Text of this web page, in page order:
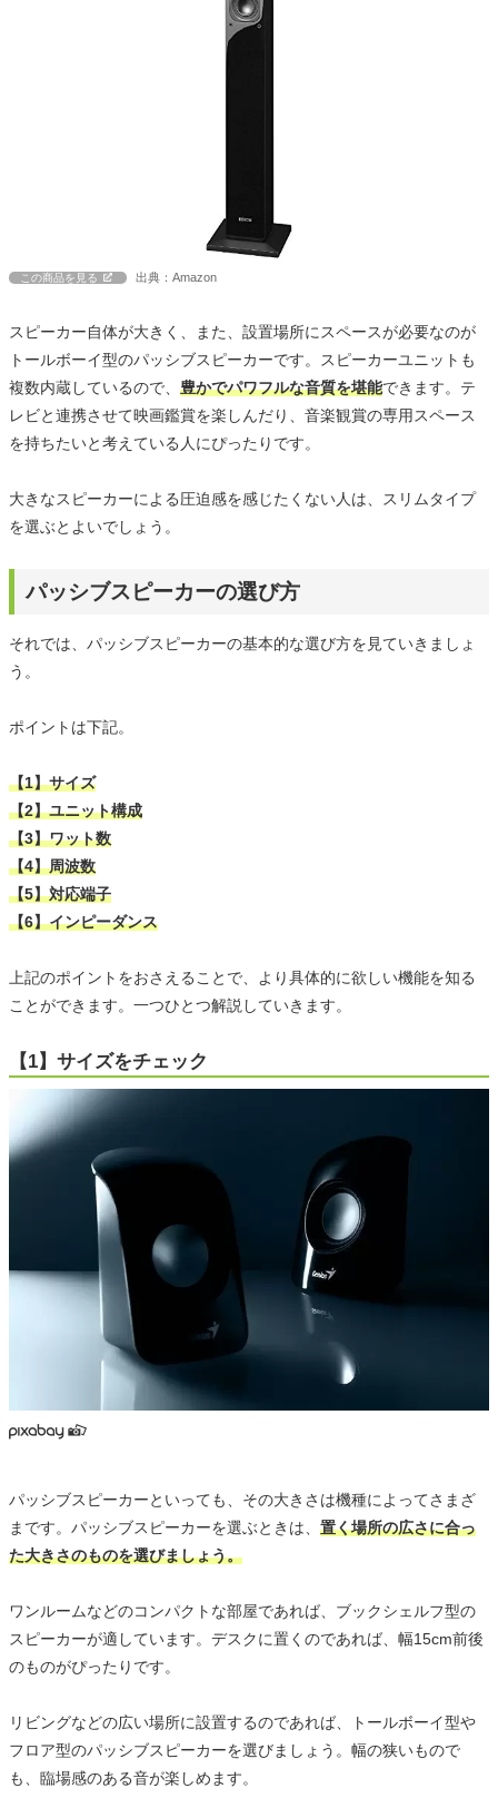
この商品を見る 出典：Amazon
スピーカー自体が大きく、また、設置場所にスペースが必要なのが
トールボーイ型のパッシブスピーカーです。スピーカーユニットも
複数内蔵しているので、 豊かでパワフルな音質を堪能できます。テ
レビと連携させて映画鑑賞を楽しんだり、音楽観賞の専用スペース
を持ちたいと考えている人にぴったりです。
大きなスピーカーによる圧迫感を感じたくない人は、スリムタイプ
を選ぶとよいでしょう。
パッシブスピーカーの選び方
それでは、パッシブスピーカーの基本的な選び方を見ていきましょ
う。
ポイントは下記。
【1】サイズ
【2】ユニット構成
【3】ワット数
【4】周波数
【5】対応端子
【6】インピーダンス
上記のポイントをおさえることで、より具体的に欲しい機能を知る
ことができます。一つひとつ解説していきます。
【1】サイズをチェック
パッシブスピーカーといっても、その大きさは機種によってさまざ
まです。パッシブスピーカーを選ぶときは、 置く場所の広さに合っ
た大きさのものを選びましょう。
ワンルームなどのコンパクトな部屋であれば、ブックシェルフ型の
スピーカーが適しています。デスクに置くのであれば、幅15cm前後
のものがぴったりです。
リビングなどの広い場所に設置するのであれば、トールボーイ型や
フロア型のパッシブスピーカーを選びましょう。幅の狭いもので
も、臨場感のある音が楽しめます。